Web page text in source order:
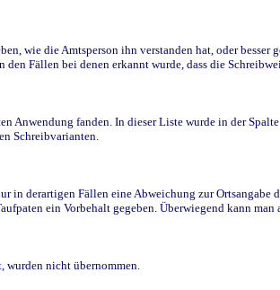
wie die Amtsperson ihn verstanden hat, oder besser
Fällen bei denen erkannt wurde, dass die
fanden. In dieser Liste wurde in der
Schreibvarianten.
in derartigen Fällen eine Abweichung zur
ein Vorbehalt gegeben. Überwiegend kann man
nicht übernommen.